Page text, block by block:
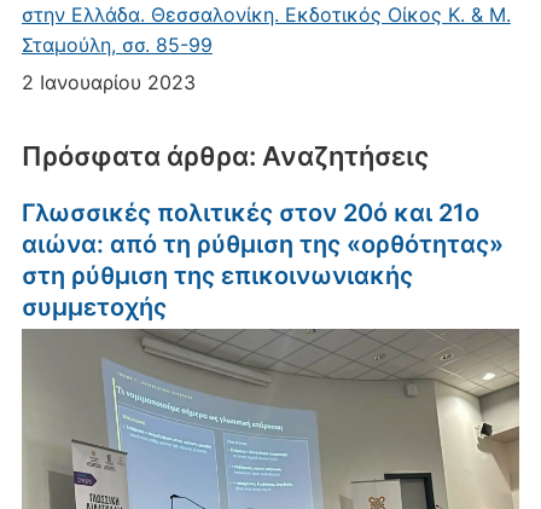
στην Ελλάδα. Θεσσαλονίκη. Εκδοτικός Οίκος Κ. & Μ.
Σταμούλη, σσ. 85-99
2 Ιανουαρίου 2023
Πρόσφατα άρθρα: Αναζητήσεις
Γλωσσικές πολιτικές στον 20ό και 21ο
αιώνα: από τη ρύθμιση της «ορθότητας»
στη ρύθμιση της επικοινωνιακής
συμμετοχής